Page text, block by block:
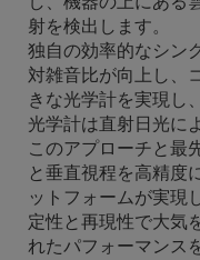
射を検出します。
独自の効率的なシン
対雑音比が向上し、
きな光学計を実現し
光学計は直射日光に
このアプローチと最
と垂直視程を高精度
ットフォームが実現
定性と再現性で大気
れたパフォーマンス